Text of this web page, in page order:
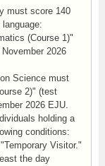
must score 140
(Course 1)"
2026
Science must
2)" (test
2026 EJU.
holding a
conditions:
Visitor."
the day